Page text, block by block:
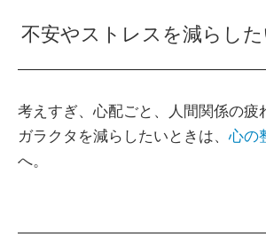
不安やストレスを減らした
考えすぎ、心配ごと、人間関係の疲
ガラクタを減らしたいときは、心の
へ。